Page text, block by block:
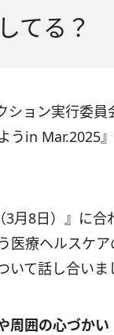
てる？
ション実行委員
うin Mar.2025
3月8日）』に合
医療ヘルスケ
て話し合いま
周囲の心づか